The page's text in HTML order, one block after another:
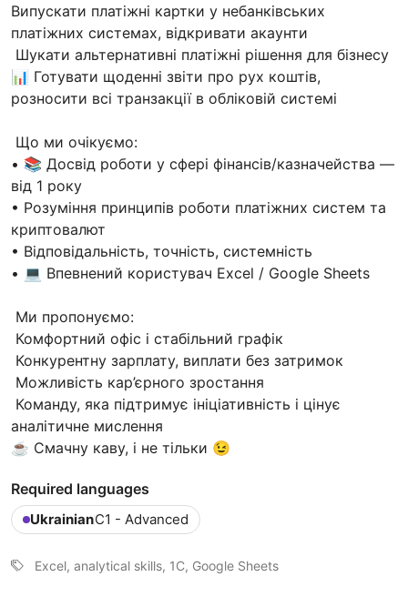
Випускати платіжні картки у небанківських
платіжних системах, відкривати акаунти
Шукати альтернативні платіжні рішення для бізнесу
📊 Готувати щоденні звіти про рух коштів,
розносити всі транзакції в обліковій системі
Що ми очікуємо:
• 📚 Досвід роботи у сфері фінансів/казначейства —
від 1 року
• Розуміння принципів роботи платіжних систем та
криптовалют
• Відповідальність, точність, системність
• 💻 Впевнений користувач Excel / Google Sheets
Ми пропонуємо:
Комфортний офіс і стабільний графік
Конкурентну зарплату, виплати без затримок
Можливість кар’єрного зростання
Команду, яка підтримує ініціативність і цінує
аналітичне мислення
☕️ Смачну каву, і не тільки 😉
Required languages
UkrainianC1 - Advanced
Excel, analytical skills, 1C, Google Sheets